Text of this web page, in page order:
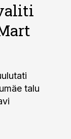
talu